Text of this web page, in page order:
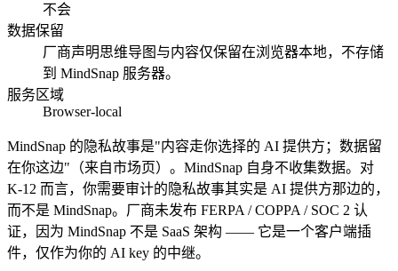
不会
数据保留
厂商声明思维导图与内容仅保留在浏览器本地，不存储
到 MindSnap 服务器。
服务区域
Browser-local
MindSnap 的隐私故事是"内容走你选择的 AI 提供方；数据留
在你这边"（来自市场页）。MindSnap 自身不收集数据。对
K-12 而言，你需要审计的隐私故事其实是 AI 提供方那边的，
而不是 MindSnap。厂商未发布 FERPA / COPPA / SOC 2 认
证，因为 MindSnap 不是 SaaS 架构 —— 它是一个客户端插
件，仅作为你的 AI key 的中继。